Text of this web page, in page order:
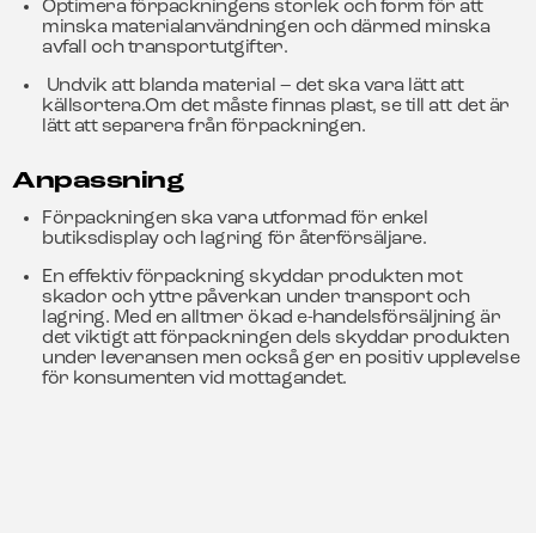
Optimera förpackningens storlek och form för att
minska materialanvändningen och därmed minska
avfall och transportutgifter.
Undvik att blanda material – det ska vara lätt att
källsortera.Om det måste finnas plast, se till att det är
lätt att separera från förpackningen.
Anpassning
Förpackningen ska vara utformad för enkel
butiksdisplay och lagring för återförsäljare.
En effektiv förpackning skyddar produkten mot
skador och yttre påverkan under transport och
lagring. Med en alltmer ökad e-handelsförsäljning är
det viktigt att förpackningen dels skyddar produkten
under leveransen men också ger en positiv upplevelse
för konsumenten vid mottagandet.